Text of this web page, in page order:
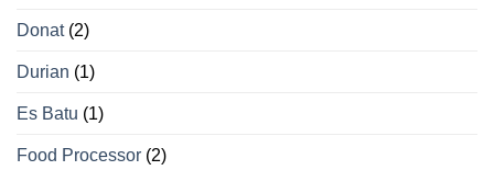
Donat(2)
Durian (1)
Es Batu (1)
Food Processor (2)